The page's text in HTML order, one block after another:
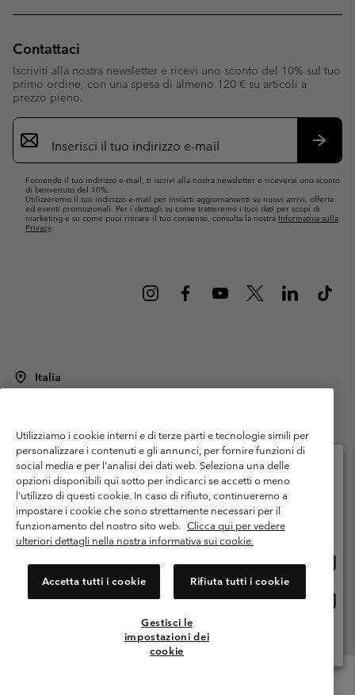
Contattaci
Iscriviti alla nostra newsletter e ricevi uno sconto del 10% sul tuo
primo ordine, con una spesa di almeno 120 € su articoli a
prezzo pieno.
Iscrizione
e-
mail
Fornendo il tuo indirizzo e-mail, ti iscrivi alla nostra newsletter e riceverai uno sconto
di benvenuto del 10%.
Utilizzeremo il tuo indirizzo e-mail per inviarti aggiornamenti su nuovi arrivi, offerte
ed eventi promozionali. Per i dettagli su come tratteremo i tuoi dati per scopi di
marketing e su come puoi ritirare il tuo consenso, consulta la nostra Informativa sulla
Privacy.
Italia
Termini di utilizzo
Condizioni Generali di Venditaa
Garanzia
Politica sulla privacy
Termini e condizioni del programma di membership
Condizioni di utilizzo dei contenuti generati dagli utenti
Impressum
Cookies
Public CBCR
Servizio clienti: Lun. - ven. 9:00 - 13:00 & 14:00- 18:00
(+)390694804176
Utilizziamo i cookie interni e di terze parti e tecnologie simili per
personalizzare i contenuti e gli annunci, per fornire funzioni di
social media e per l'analisi dei dati web. Seleziona una delle
opzioni disponibili qui sotto per indicarci se accetti o meno
l'utilizzo di questi cookie. In caso di rifiuto, continueremo a
impostare i cookie che sono strettamente necessari per il
funzionamento del nostro sito web. Clicca qui per vedere
ulteriori dettagli nella nostra informativa sui cookie.
Accetta tutti i cookie Rifiuta tutti i cookie
Gestisci le
impostazioni dei
cookie
Seleziona il paese di spedizione e la lingua
Shopping online disponibile
online
Italia
online
Visualizza Tutti I Paesi